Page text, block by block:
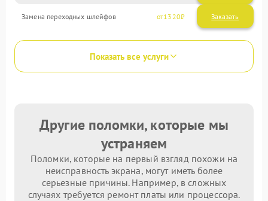
Замена переходных шлейфов 1320
Показать все услуги
Другие поломки, которые мы
устраняем
Поломки, которые на первый взгляд похожи на
неисправность экрана, могут иметь более
серьезные причины. Например, в сложных
случаях требуется ремонт платы или процессора.